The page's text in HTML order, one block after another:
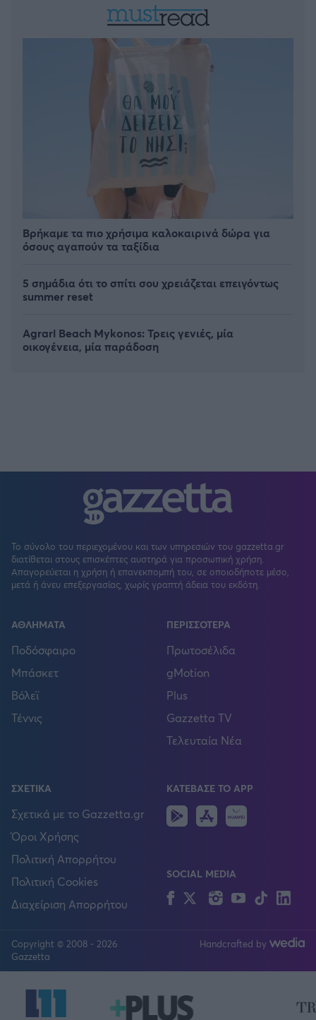
Βρήκαμε τα πιο χρήσιμα καλοκαιρινά δώρα για
όσους αγαπούν τα ταξίδια
5 σημάδια ότι το σπίτι σου χρειάζεται επειγόντως
summer reset
Agrari Beach Mykonos: Τρεις γενιές, μία
οικογένεια, μία παράδοση
Το σύνολο του περιεχομένου και των υπηρεσιών του gazzetta.gr
διατίθεται στους επισκέπτες αυστηρά για προσωπική χρήση.
Απαγορεύεται η χρήση ή επανεκπομπή του, σε οποιοδήποτε μέσο,
μετά ή άνευ επεξεργασίας, χωρίς γραπτή άδεια του εκδότη.
ΑΘΛΗΜΑΤΑ
Ποδόσφαιρο
Μπάσκετ
Βόλεϊ
Τέννις
ΠΕΡΙΣΣΟΤΕΡΑ
Πρωτοσέλιδα
gMotion
Plus
Gazzetta TV
Τελευταία Νέα
ΣΧΕΤΙΚΑ
Σχετικά με το Gazzetta.gr
Όροι Χρήσης
Πολιτική Απορρήτου
Πολιτική Cookies
Διαχείριση Απορρήτου
ΚΑΤΕΒΑΣΕ ΤΟ APP
Android
IOS
SOCIAL MEDIA
FacebookTwitterInstagram
YouTubeTikTok
Copyright © 2008 - 2026
Gazzetta
Handcrafted by